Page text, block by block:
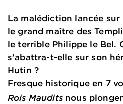
La malédiction lancée sur
le grand maître des
le terrible Philippe le Bel.
s’abattra-t-elle sur son
Hutin ?
Fresque historique en 7
Rois Mauditsnous